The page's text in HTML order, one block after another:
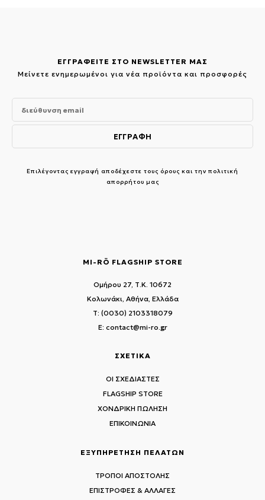
ΕΓΓΡΑΦΕΙΤΕ ΣΤΟ NEWSLETTER ΜΑΣ
Μείνετε ενημερωμένοι για νέα προϊόντα και προσφορές
Επιλέγοντας εγγραφή αποδέχεστε τους όρους και την πολιτική
απορρήτου μας
MI-RŌ FLAGSHIP STORE
Ομήρου 27, Τ.Κ. 10672
Κολωνάκι, Αθήνα, Ελλάδα
T: (0030) 2103318079
E: contact@mi-ro.gr
ΣΧΕΤΙΚΑ
ΟΙ ΣΧΕΔΙΑΣΤΕΣ
FLAGSHIP STORE
ΧΟΝΔΡΙΚΗ ΠΩΛΗΣΗ
ΕΠΙΚΟΙΝΩΝΙΑ
ΕΞΥΠΗΡΕΤΗΣΗ ΠΕΛΑΤΩΝ
ΤΡΟΠΟΙ ΑΠΟΣΤΟΛΗΣ
ΕΠΙΣΤΡΟΦΕΣ & ΑΛΛΑΓΕΣ